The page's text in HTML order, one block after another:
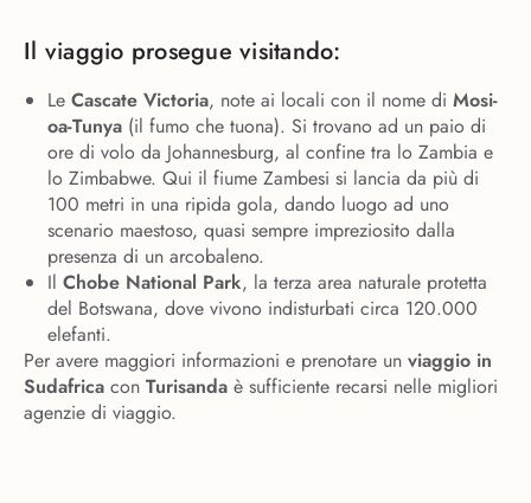
Il viaggio prosegue visitando:
Le Cascate Victoria, note ai locali con il nome di Mosi-
oa-Tunya (il fumo che tuona). Si trovano ad un paio di
ore di volo da Johannesburg, al confine tra lo Zambia e
lo Zimbabwe. Qui il fiume Zambesi si lancia da più di
100 metri in una ripida gola, dando luogo ad uno
scenario maestoso, quasi sempre impreziosito dalla
presenza di un arcobaleno.
Il Chobe National Park, la terza area naturale protetta
del Botswana, dove vivono indisturbati circa 120.000
elefanti.
Per avere maggiori informazioni e prenotare un viaggio in
Sudafrica con Turisanda è sufficiente recarsi nelle migliori
agenzie di viaggio.